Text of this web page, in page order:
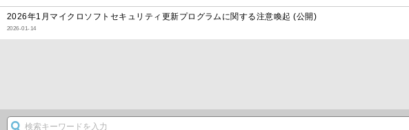
2026年1月マイクロソフトセキュリティ更新プログラムに関する注意喚起 (公開)
2026-01-14